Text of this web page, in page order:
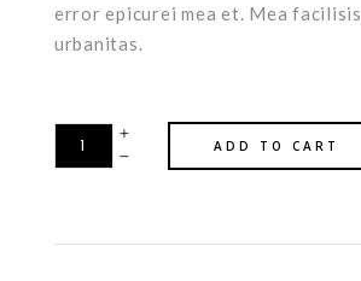
error epicurei mea et. Mea facilisis
urbanitas.
ADD TO CART